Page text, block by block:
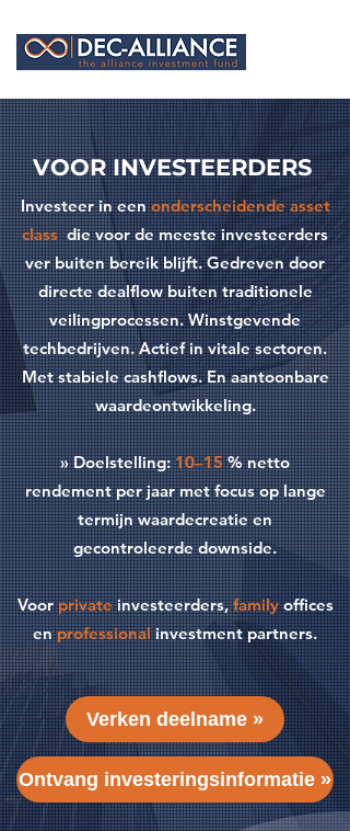
VOOR INVESTEERDERS
Investeer in eenonderscheidende asset
class die voor de meeste investeerders
ver buiten bereik blijft. Gedreven door
directe dealflow buiten traditionele
veilingprocessen.​Winstgevende
techbedrijven. Actief in vitale sectoren.
Met stabiele cashflows. En aantoonbare
waardeontwikkeling.
» Doelstelling:10–15% netto
rendement per jaar met focus op lange
termijn waardecreatie en
gecontroleerde downside.
Voorprivateinvesteerders,familyoffices
enprofessionalinvestment partners.
Verken deelname »
Ontvang investeringsinformatie »